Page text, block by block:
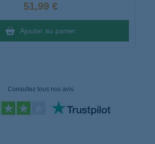
51,99 €
Ajouter au panier
Consultez tous nos avis